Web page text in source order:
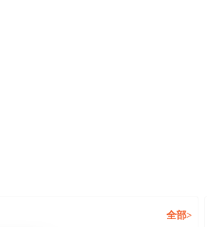
全部>